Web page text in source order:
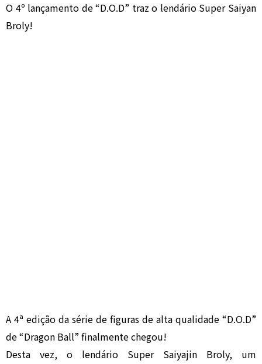
O 4º lançamento de “D.O.D” traz o lendário Super Saiyan
Broly!
A 4ª edição da série de figuras de alta qualidade “D.O.D”
de “Dragon Ball” finalmente chegou!
Desta vez, o lendário Super Saiyajin Broly, um